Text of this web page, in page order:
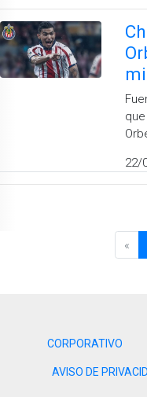
22/
«
CORPORATIVO
AVISO DE